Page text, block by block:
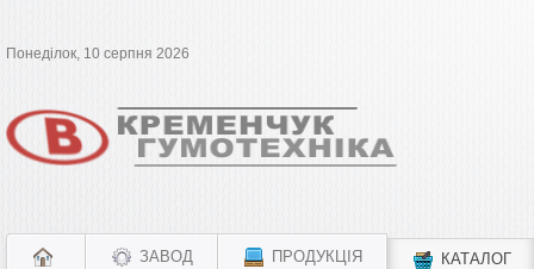
Понеділок, 10 серпня 2026
ЗАВОД ПРОДУКЦІЯ КАТАЛОГ